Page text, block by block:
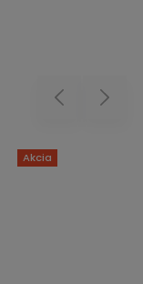
Previous
Akcia
Next